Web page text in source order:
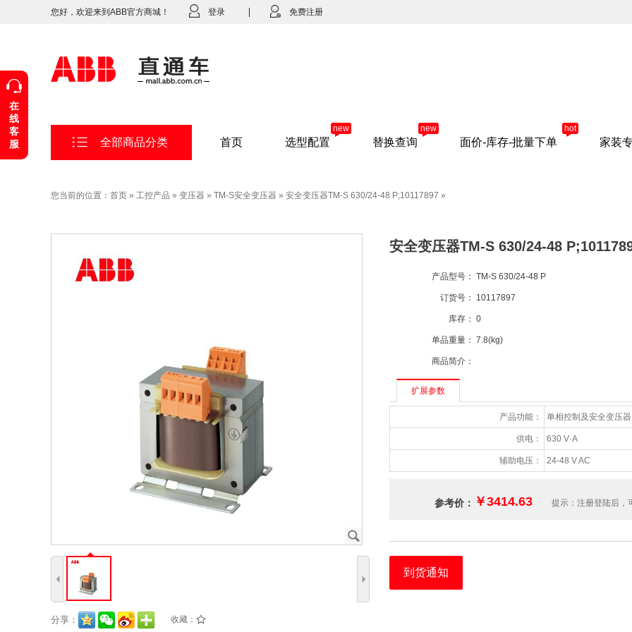
您好，欢迎来到ABB官方商城！ 登录 免费注册
全部商品分类 首页 选型配置
new
替换查询
new
面价-库存-批量下单
hot
家装
您当前的位置： 首页 » 工控产品 » 变压器 » TM-S安全变压器 » 安全变压器TM-S 630/24-48 P;10117897 »
J
4 5
分享： 收藏： /
安全变压器TM-S 630/24-48
产品型号： TM-S 630/24-48 P
订货号： 10117897
库存： 0
单品重量： 7.8(kg)
商品简介：
扩展参数
产品功能： 单相控制及安全变压器
供电： 630 V·A
辅助电压： 24-48 V AC
参考价： ￥3414.63 提示：注册登陆后，
到货通知
在
线
客
服